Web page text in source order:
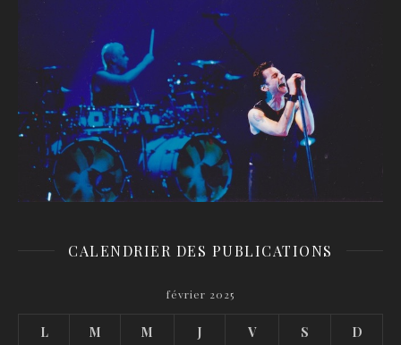
CALENDRIER DES PUBLICATIONS
février 2025
L M M J V S D